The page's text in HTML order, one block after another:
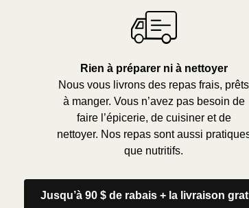
Rien à préparer ni à nettoyer
Nous vous livrons des repas frais, prêts
à manger. Vous n’avez pas besoin de
faire l’épicerie, de cuisiner et de
nettoyer. Nos repas sont aussi
que nutritifs.
Jusqu’à 90 $ de rabais + la livraison